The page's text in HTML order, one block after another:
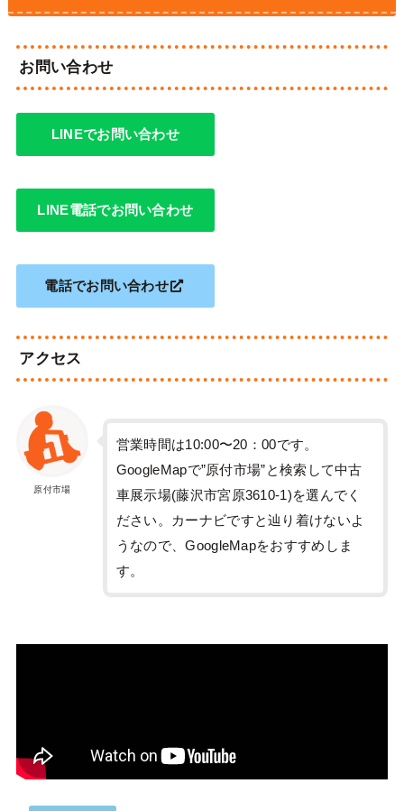
お問い合わせ
LINEでお問い合わせ
LINE電話でお問い合わせ
電話でお問い合わせ
アクセス
原付市場
営業時間は10:00〜20：00です。
GoogleMapで”原付市場”と検索して中古
車展示場(藤沢市宮原3610-1)を選んでく
ださい。カーナビですと辿り着けないよ
うなので、GoogleMapをおすすめしま
す。